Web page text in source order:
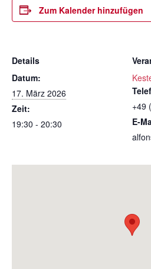
Zum Kalender hinzufügen
Details
Datum:
17. März 2026
Zeit:
19:30 - 20:30
+49
E-